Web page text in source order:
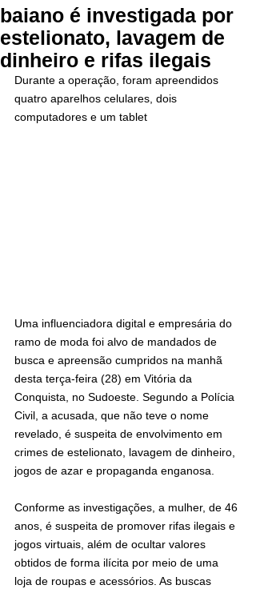
baiano é investigada por
estelionato, lavagem de
dinheiro e rifas ilegais
Durante a operação, foram apreendidos
quatro aparelhos celulares, dois
computadores e um tablet
Uma influenciadora digital e empresária do
ramo de moda foi alvo de mandados de
busca e apreensão cumpridos na manhã
desta terça-feira (28) em Vitória da
Conquista, no Sudoeste. Segundo a Polícia
Civil, a acusada, que não teve o nome
revelado, é suspeita de envolvimento em
crimes de estelionato, lavagem de dinheiro,
jogos de azar e propaganda enganosa.
Conforme as investigações, a mulher, de 46
anos, é suspeita de promover rifas ilegais e
jogos virtuais, além de ocultar valores
obtidos de forma ilícita por meio de uma
loja de roupas e acessórios. As buscas